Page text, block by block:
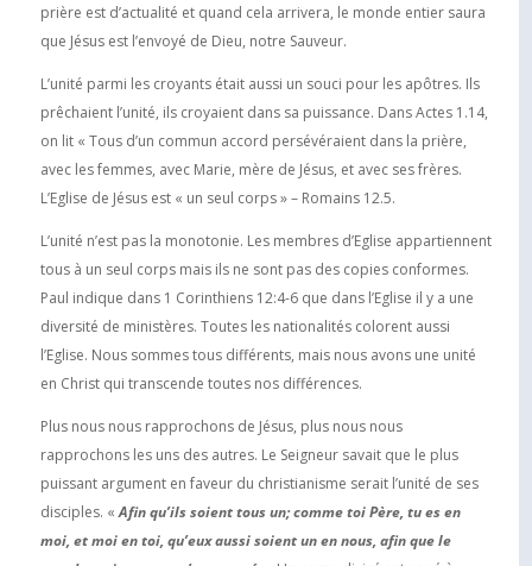
prière est d’actualité et quand cela arrivera, le monde entier saura
que Jésus est l’envoyé de Dieu, notre Sauveur.
L’unité parmi les croyants était aussi un souci pour les apôtres. Ils
prêchaient l’unité, ils croyaient dans sa puissance. Dans Actes 1.14,
on lit « Tous d’un commun accord persévéraient dans la prière,
avec les femmes, avec Marie, mère de Jésus, et avec ses frères.
L’Eglise de Jésus est « un seul corps » – Romains 12.5.
L’unité n’est pas la monotonie. Les membres d’Eglise appartiennent
tous à un seul corps mais ils ne sont pas des copies conformes.
Paul indique dans 1 Corinthiens 12:4-6 que dans l’Eglise il y a une
diversité de ministères. Toutes les nationalités colorent aussi
l’Eglise. Nous sommes tous différents, mais nous avons une unité
en Christ qui transcende toutes nos différences.
Plus nous nous rapprochons de Jésus, plus nous nous
rapprochons les uns des autres. Le Seigneur savait que le plus
puissant argument en faveur du christianisme serait l’unité de ses
disciples. «Afin qu’ils soient tous un; comme toi Père, tu es en
moi, et moi en toi, qu’eux aussi soient un en nous, afin que le